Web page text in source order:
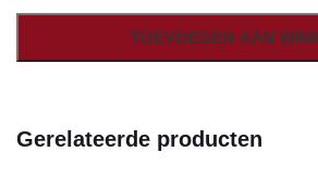
schoojaar
TOEVOEGEN AAN
Gerelateerde producten